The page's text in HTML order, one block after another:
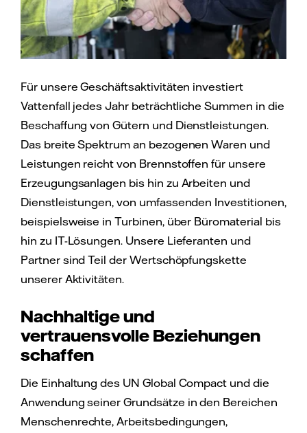
Für unsere Geschäftsaktivitäten investiert
Vattenfall jedes Jahr beträchtliche Summen in die
Beschaffung von Gütern und Dienstleistungen.
Das breite Spektrum an bezogenen Waren und
Leistungen reicht von Brennstoffen für unsere
Erzeugungsanlagen bis hin zu Arbeiten und
Dienstleistungen, von umfassenden Investitionen,
beispielsweise in Turbinen, über Büromaterial bis
hin zu IT-Lösungen. Unsere Lieferanten und
Partner sind Teil der Wertschöpfungskette
unserer Aktivitäten.
Nachhaltige und
vertrauensvolle Beziehungen
schaffen
Die Einhaltung des UN Global Compact und die
Anwendung seiner Grundsätze in den Bereichen
Menschenrechte, Arbeitsbedingungen,